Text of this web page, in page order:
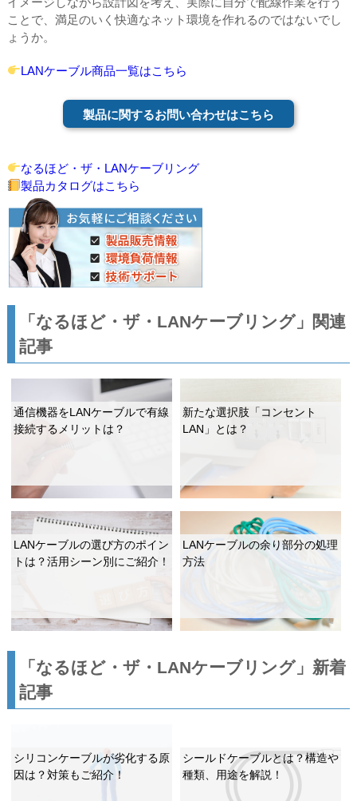
ことで、満足のいく快適なネット環境を作れるのではないでし
ょうか。
LANケーブル商品一覧はこちら
製品に関するお問い合わせはこちら
なるほど・ザ・LANケーブリング
製品カタログはこちら
「なるほど・ザ・LANケーブリング」関連
記事
通信機器をLANケーブルで有線
接続するメリットは？
新たな選択肢「コンセント
LAN」とは？
LANケーブルの選び方のポイン
トは？活用シーン別にご紹介！
LANケーブルの余り部分の処理
方法
「なるほど・ザ・LANケーブリング」新着
記事
シリコンケーブルが劣化する原
因は？対策もご紹介！
シールドケーブルとは？構造や
種類、用途を解説！